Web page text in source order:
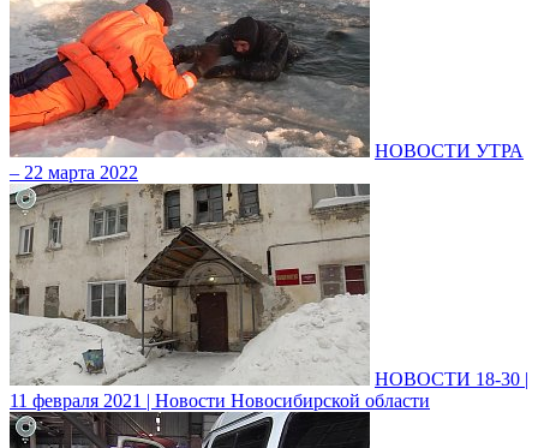
НОВОСТИ УТРА
– 22 марта 2022
НОВОСТИ 18-30 |
11 февраля 2021 | Новости Новосибирской области